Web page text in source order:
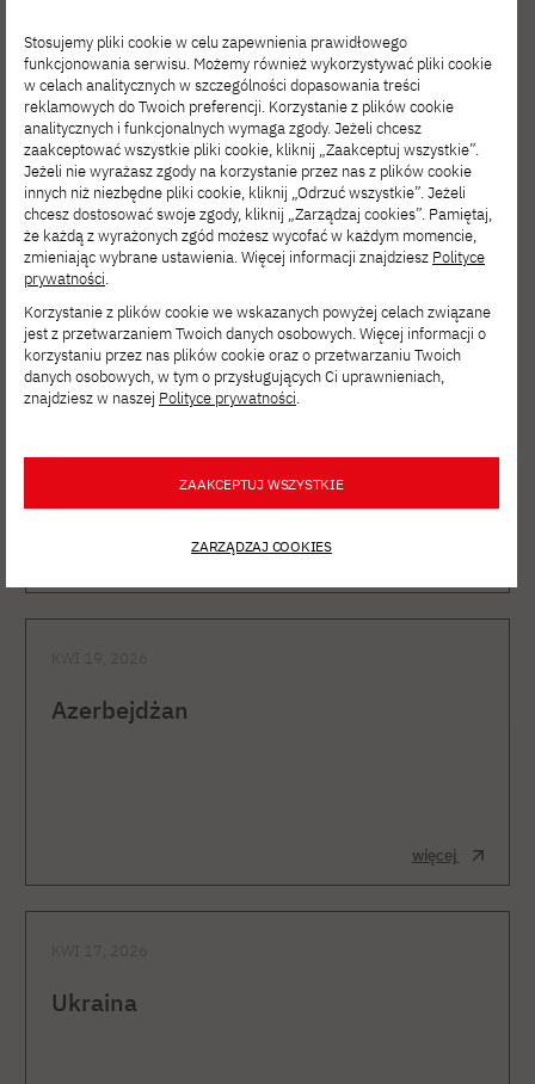
Filtruj
MAJ 03, 2026
JAPONIA
Azerbejdżan
więcej
Ukraina
Stosujemy pliki cookie w celu zapewnienia prawidłowego
funkcjonowania serwisu. Możemy również wykorzystywać pliki cookie
w celach analitycznych w szczególności dopasowania treści
reklamowych do Twoich preferencji. Korzystanie z plików cookie
analitycznych i funkcjonalnych wymaga zgody. Jeżeli chcesz
zaakceptować wszystkie pliki cookie, kliknij „Zaakceptuj wszystkie”.
Jeżeli nie wyrażasz zgody na korzystanie przez nas z plików cookie
innych niż niezbędne pliki cookie, kliknij „Odrzuć wszystkie”. Jeżeli
chcesz dostosować swoje zgody, kliknij „Zarządzaj cookies”. Pamiętaj,
że każdą z wyrażonych zgód możesz wycofać w każdym momencie,
zmieniając wybrane ustawienia. Więcej informacji znajdziesz Polityce
prywatności.
Korzystanie z plików cookie we wskazanych powyżej celach związane
jest z przetwarzaniem Twoich danych osobowych. Więcej informacji o
korzystaniu przez nas plików cookie oraz o przetwarzaniu Twoich
danych osobowych, w tym o przysługujących Ci uprawnieniach,
znajdziesz w naszej Polityce prywatności.
ZAAKCEPTUJ WSZYSTKIE
ZARZĄDZAJ COOKIES